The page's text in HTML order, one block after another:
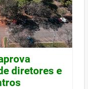
diretores e